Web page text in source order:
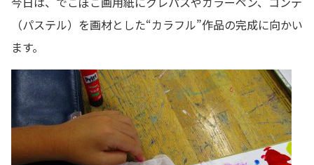
（パステル）を画材とした“カラフル”作品の完成に向かい
ます。